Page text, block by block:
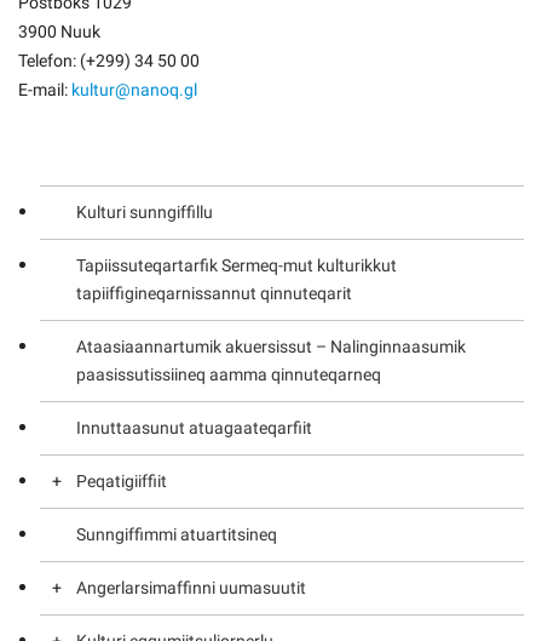
Kulturi sunngiffillu
Tapiissuteqartarfik Sermeq-mut kulturikkut
tapiiffigineqarnissannut qinnuteqarit
Ataasiaannartumik akuersissut – Nalinginnaasumik
paasissutissiineq aamma qinnuteqarneq
Innuttaasunut atuagaateqarfiit
Peqatigiiffiit
Peqatigiiffiit – Pilersitsineq
Foreningsliste
Sunngiffimmi atuartitsineq
Angerlarsimaffinni uumasuutit
3900 Nuuk
Telefon: (+299) 34 50 00
E-mail: kultur@nanoq.gl